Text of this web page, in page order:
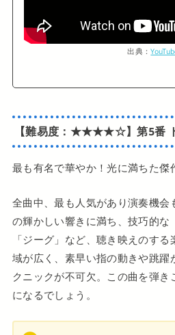
出典：
【難易度：★★★★☆】第5番
最も有名で華やか！光に満ちた傑
全曲中、最も人気があり演奏機会
の輝かしい響きに満ち、技巧的な
「ジーグ」など、聴き映えのす
域が広く、素早い指の動きや跳躍
クニックが不可欠。この曲を弾
になるでしょう。